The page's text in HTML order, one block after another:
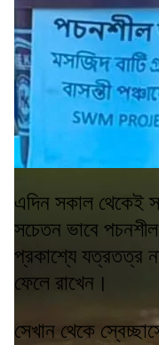
এদিন সকাল থেকেই
সচেতন ভাবে
প্রকাশ্যে যত্রতত্র
ফেলে রাখেন।
সেখান থেকে